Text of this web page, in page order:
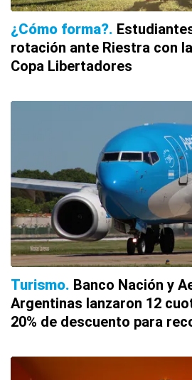
¿Cómo forma?
rotación ante Riestra con
Copa Libertadores
Turismo Banco Nación y
Argentinas lanzaron 12
20% de descuento para